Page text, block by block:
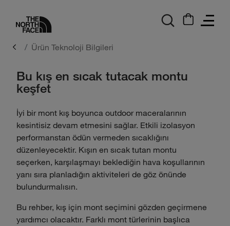
Ürün Teknoloji Bilgileri
Bu kış en sıcak tutacak montu
keşfet
İyi bir mont kış boyunca outdoor maceralarının
kesintisiz devam etmesini sağlar. Etkili izolasyon
performanstan ödün vermeden sıcaklığını
düzenleyecektir. Kışın en sıcak tutan montu
seçerken, karşılaşmayı beklediğin hava koşullarının
yanı sıra planladığın aktiviteleri de göz önünde
bulundurmalısın.
Bu rehber, kış için mont seçimini gözden geçirmene
yardımcı olacaktır. Farklı mont türlerinin başlıca